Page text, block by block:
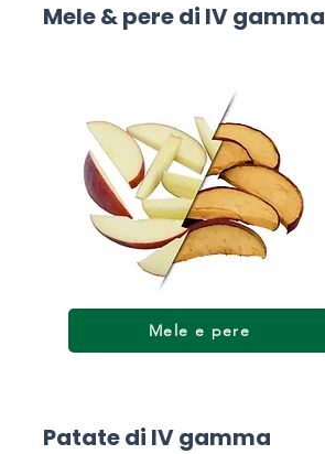
Mele & pere di IV gamma
Mele e pere
Patate di IV gamma